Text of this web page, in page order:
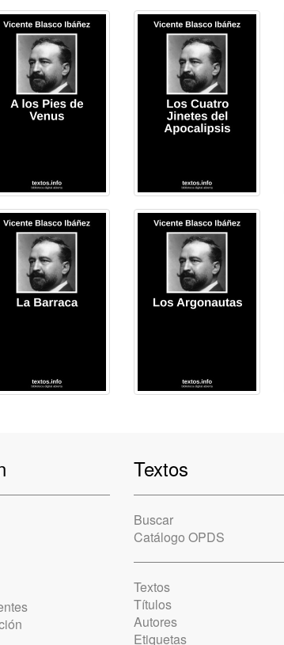
Textos
Buscar
Catálogo OPDS
Textos
Títulos
Autores
Etiquetas